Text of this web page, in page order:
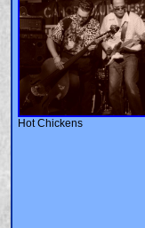
Hot Chickens